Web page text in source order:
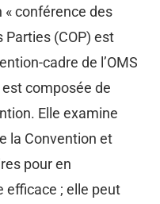
conférence des
Parties (COP) est
cadre de l’OMS
composée de
Elle examine
la Convention et
pour en
efficace ; elle peut